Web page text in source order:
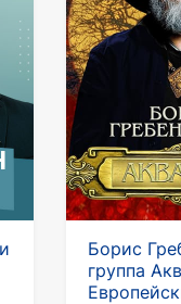
Борис
группа